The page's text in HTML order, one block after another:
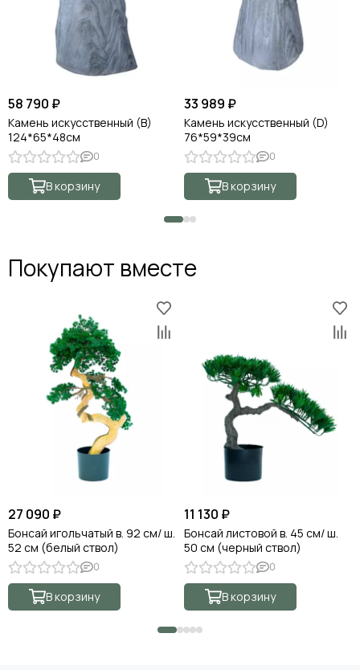
58 790 ₽
Камень искусственный (B)
124*65*48см
0
В корзину
33 989 ₽
Камень искусственный (D)
76*59*39см
0
В корзину
Покупают вместе
27 090 ₽
Бонсай игольчатый в. 92 см/ ш.
52 см (белый ствол)
0
В корзину
11 130 ₽
Бонсай листовой в. 45 см/ ш.
50 см (черный ствол)
0
В корзину